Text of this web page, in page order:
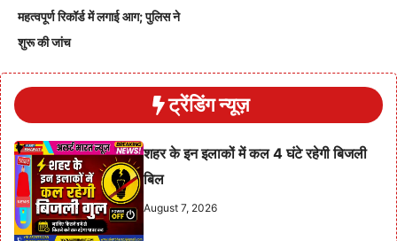
महत्वपूर्ण रिकॉर्ड में लगाई आग; पुलिस ने
शुरू की जांच
ट्रेंडिंग न्यूज़
शहर के इन इलाकों में कल 4 घंटे रहेगी बिजली
बिल
August 7, 2026